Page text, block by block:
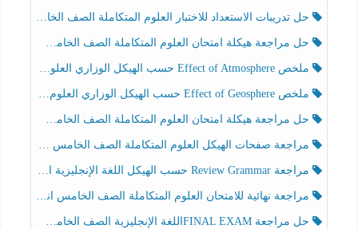
حل تدريبات الاستعداد للاختبار العلوم المتكاملة الصف الخامس عام الفصل الثالث
حل مراجعة هيكلة امتحان العلوم المتكاملة الصف الخامس انسبير الفصل الثالث
ملخص Effect of Atmosphere حسب الهيكل الوزاري العلوم المتكاملة الصف الخامس انسبير الفصل الثالث
ملخص Effect of Geosphere حسب الهيكل الوزاري العلوم المتكاملة الصف الخامس انسبير الفصل الثالث
حل مراجعة هيكلة امتحان العلوم المتكاملة الصف الخامس عام الفصل الثالث
مراجعة صفحات الهيكل العلوم المتكاملة الصف الخامس انسبير الفصل الثالث
مراجعة Review Grammar حسب الهيكل اللغة الإنجليزية الصف الخامس الفصل الثالث
مراجعة نهائية للامتحان العلوم المتكاملة الصف الخامس انسبير الفصل الثالث
حل مراجعة FINAL EXAMاللغة الإنجليزية الصف الخامس الفصل الثالث